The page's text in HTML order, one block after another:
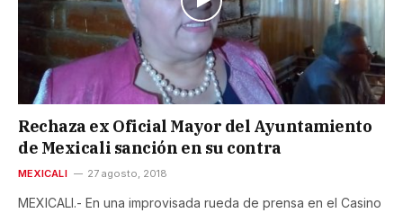
Rechaza ex Oficial Mayor del Ayuntamiento
de Mexicali sanción en su contra
MEXICALI 27 agosto, 2018
MEXICALI.- En una improvisada rueda de prensa en el Casino